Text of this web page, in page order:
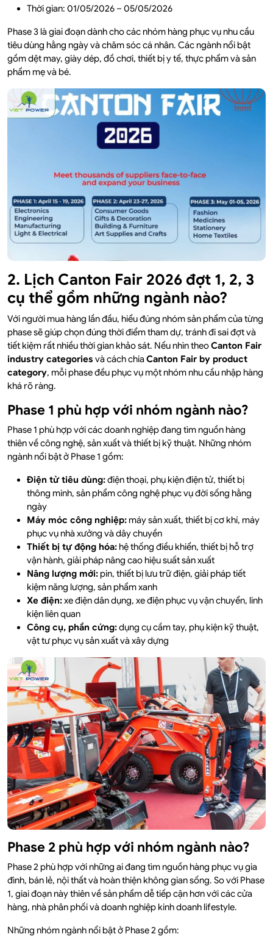
Thời gian: 01/05/2026 – 05/05/2026
Phase 3 là giai đoạn dành cho các nhóm hàng phục vụ nhu cầu
tiêu dùng hằng ngày và chăm sóc cá nhân. Các ngành nổi bật
gồm dệt may, giày dép, đồ chơi, thiết bị y tế, thực phẩm và sản
phẩm mẹ và bé.
2. Lịch Canton Fair 2026 đợt 1, 2, 3
cụ thể gồm những ngành nào?
Với người mua hàng lần đầu, hiểu đúng nhóm sản phẩm của từng
phase sẽ giúp chọn đúng thời điểm tham dự, tránh đi sai đợt và
tiết kiệm rất nhiều thời gian khảo sát. Nếu nhìn theoCanton Fair
industry categories và cách chiaCanton Fair by product
category, mỗi phase đều phục vụ một nhóm nhu cầu nhập hàng
khá rõ ràng.
Phase 1 phù hợp với nhóm ngành nào?
Phase 1 phù hợp với các doanh nghiệp đang tìm nguồn hàng
thiên về công nghệ, sản xuất và thiết bị kỹ thuật. Những nhóm
ngành nổi bật ở Phase 1 gồm:
Điện tử tiêu dùng:điện thoại, phụ kiện điện tử, thiết bị
thông minh, sản phẩm công nghệ phục vụ đời sống hằng
ngày
Máy móc công nghiệp: máy sản xuất, thiết bị cơ khí, máy
phục vụ nhà xưởng và dây chuyền
Thiết bị tự động hóa: hệ thống điều khiển, thiết bị hỗ trợ
vận hành, giải pháp nâng cao hiệu suất sản xuất
Năng lượng mới:pin, thiết bị lưu trữ điện, giải pháp tiết
kiệm năng lượng, sản phẩm xanh
Xe điện:xe điện dân dụng, xe điện phục vụ vận chuyển, linh
kiện liên quan
Công cụ, phần cứng:dụng cụ cầm tay, phụ kiện kỹ thuật,
vật tư phục vụ sản xuất và xây dựng
Phase 2 phù hợp với nhóm ngành nào?
Phase 2 phù hợp với những ai đang tìm nguồn hàng phục vụ gia
đình, bán lẻ, nội thất và hoàn thiện không gian sống. So với Phase
1, giai đoạn này thiên về sản phẩm dễ tiếp cận hơn với các cửa
hàng, nhà phân phối và doanh nghiệp kinh doanh lifestyle.
Những nhóm ngành nổi bật ở Phase 2 gồm: